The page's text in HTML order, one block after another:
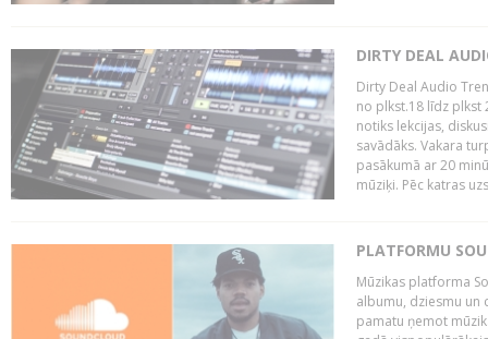
DIRTY DEAL
Dirty Deal Audio
no plkst.18 līdz plkst
notiks lekcijas,
savādāks. Vakara
pasākumā ar 20
mūziķi. Pēc katras
PLATFORMU
Mūzikas platforma
albumu, dziesmu un
pamatu ņemot